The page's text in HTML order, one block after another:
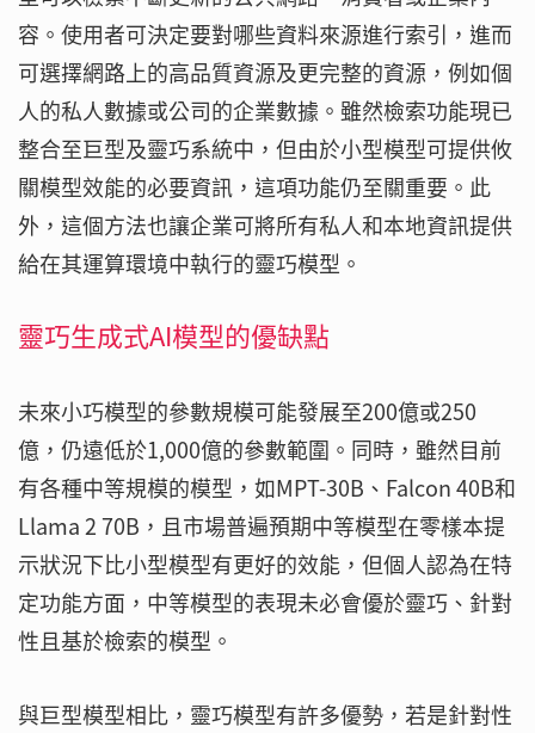
容。使用者可決定要對哪些資料來源進行索引，進而
可選擇網路上的高品質資源及更完整的資源，例如個
人的私人數據或公司的企業數據。雖然檢索功能現已
整合至巨型及靈巧系統中，但由於小型模型可提供攸
關模型效能的必要資訊，這項功能仍至關重要。此
外，這個方法也讓企業可將所有私人和本地資訊提供
給在其運算環境中執行的靈巧模型。
靈巧生成式AI模型的優缺點
未來小巧模型的參數規模可能發展至200億或250
億，仍遠低於1,000億的參數範圍。同時，雖然目前
有各種中等規模的模型，如MPT-30B、Falcon 40B和
Llama 2 70B，且市場普遍預期中等模型在零樣本提
示狀況下比小型模型有更好的效能，但個人認為在特
定功能方面，中等模型的表現未必會優於靈巧、針對
性且基於檢索的模型。
與巨型模型相比，靈巧模型有許多優勢，若是針對性